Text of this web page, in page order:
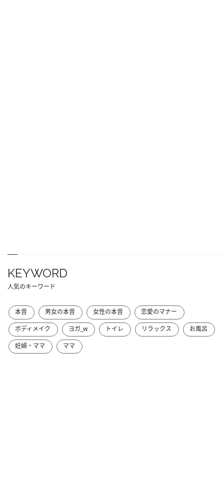
KEYWORD
人気のキーワード
本音 男女の本音 女性の本音
恋愛のマナー
ボディメイク
ヨガ_w トイレ リラックス
お風呂
妊婦・ママ
ママ